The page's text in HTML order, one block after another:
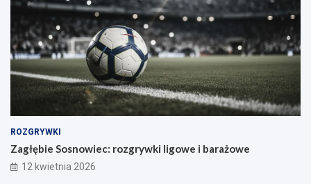
ROZGRYWKI
Zagłębie Sosnowiec: rozgrywki ligowe i barażowe
12 kwietnia 2026